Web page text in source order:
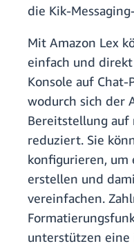
die Kik-
Mit Amazon Lex
einfach und
Konsole auf
wodurch sich der
Bereitstellung
reduziert. Sie
konfigurieren, um
erstellen und
vereinfachen.
unterstützen